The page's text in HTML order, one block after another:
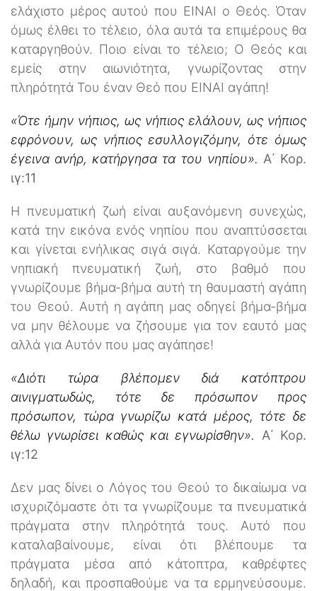
ελάχιστο μέρος αυτού που ΕΙΝΑΙ ο Θεός. Όταν
όμως έλθει το τέλειο, όλα αυτά τα επιμέρους θα
καταργηθούν. Ποιο είναι το τέλειο; Ο Θεός και
εμείς στην αιωνιότητα, γνωρίζοντας στην
πληρότητά Του έναν Θεό που ΕΙΝΑΙ αγάπη!
«Ότε ήμην νήπιος, ως νήπιος ελάλουν, ως νήπιος
εφρόνουν, ως νήπιος εσυλλογιζόμην, ότε όμως
έγεινα ανήρ, κατήργησα τα του νηπίου». Α΄ Κορ.
ιγ:11
Η πνευματική ζωή είναι αυξανόμενη συνεχώς,
κατά την εικόνα ενός νηπίου που αναπτύσσεται
και γίνεται ενήλικας σιγά σιγά. Καταργούμε την
νηπιακή πνευματική ζωή, στο βαθμό που
γνωρίζουμε βήμα-βήμα αυτή τη θαυμαστή αγάπη
του Θεού. Αυτή η αγάπη μας οδηγεί βήμα-βήμα
να μην θέλουμε να ζήσουμε για τον εαυτό μας
αλλά για Αυτόν που μας αγάπησε!
«Διότι τώρα βλέπομεν διά κατόπτρου
αινιγματωδώς, τότε δε πρόσωπον προς
πρόσωπον, τώρα γνωρίζω κατά μέρος, τότε δε
θέλω γνωρίσει καθώς και εγνωρίσθην».
Α΄ Κορ.
ιγ:12
Δεν μας δίνει ο Λόγος του Θεού το δικαίωμα να
ισχυριζόμαστε ότι τα γνωρίζουμε τα πνευματικά
πράγματα στην πληρότητά τους. Αυτό που
καταλαβαίνουμε, είναι ότι βλέπουμε τα
πράγματα μέσα από κάτοπτρα, καθρέφτες
δηλαδή, και προσπαθούμε να τα ερμηνεύσουμε.